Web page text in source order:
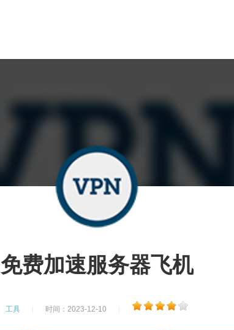
免费加速服务器飞机
工具 时间：2023-12-10